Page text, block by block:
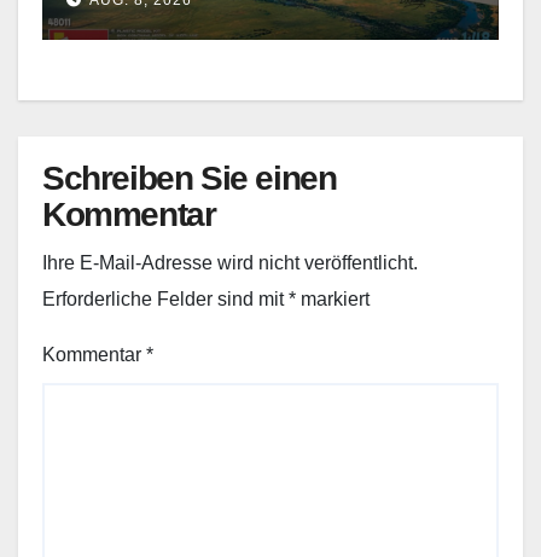
Schreiben Sie einen
Kommentar
Ihre E-Mail-Adresse wird nicht veröffentlicht.
Erforderliche Felder sind mit* markiert
Kommentar *